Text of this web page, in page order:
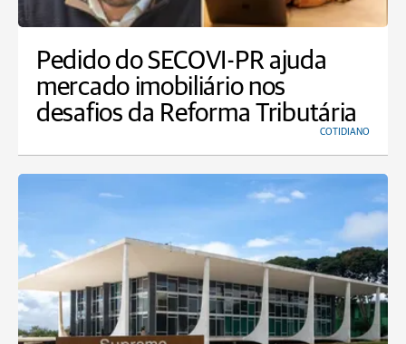
Pedido do SECOVI-PR ajuda
mercado imobiliário nos
desafios da Reforma Tributária
COTIDIANO